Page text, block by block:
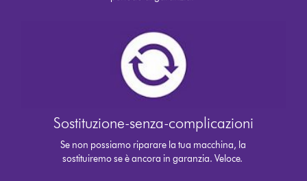
Sostituzione-senza-complicazioni
Se non possiamo riparare la tua macchina, la
sostituiremo se è ancora in garanzia. Veloce.